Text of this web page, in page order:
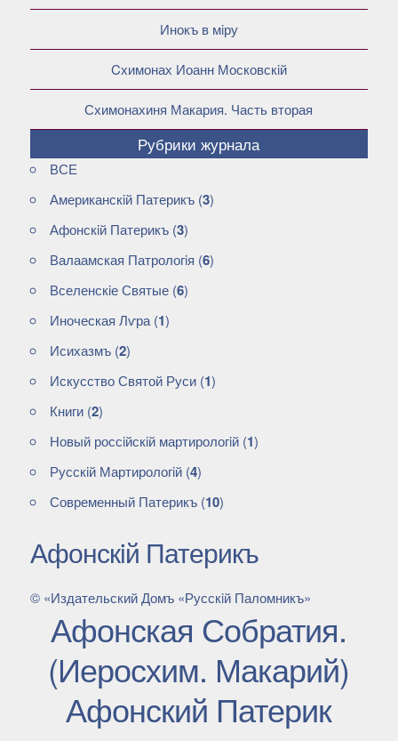
Инокъ в мiру
Cхимонах Иоанн Московскiй
Схимонахиня Макария. Часть вторая
Рубрики журнала
ВСЕ
Американскiй Патерикъ(3)
Афонскiй Патерикъ(3)
Валаамская Патрологiя (6)
Вселенскiе Святые(6)
Иноческая Лѵра(1)
Исихазмъ(2)
Искусство Святой Руси(1)
Книги(2)
Новый россiйскiй мартирологiй(1)
Русскiй Мартирологiй(4)
Современный Патерикъ(10)
Афонскiй Патерикъ
© «Издательский Домъ «Русскiй Паломникъ»
Афонская Собратия.
(Иеросхим. Макарий)
Афонский Патерик